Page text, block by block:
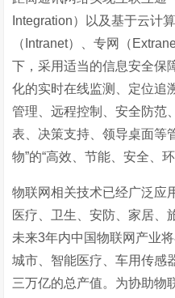
Integration）以及基于云计
（Intranet）、专网（
下，采用适当的信息安全保
化的实时在线监测、定位追
管理、远程控制、安全防范
表、决策支持、领导桌面等
物”的“高效、节能、安全、
物联网相关技术已经广泛应
医疗、卫生、安防、家居、
未来3年内中国物联网产业
城市、智能医疗、车用传感
三万亿的总产值。为协助物